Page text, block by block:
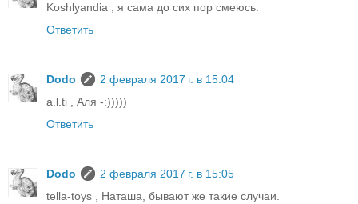
Koshlyandia , я сама до сих пор смеюсь.
Ответить
Dodo
2 февраля 2017 г. в 15:04
a.l.ti , Аля -:)))))
Ответить
Dodo
2 февраля 2017 г. в 15:05
tella-toys , Наташа, бывают же такие случаи.